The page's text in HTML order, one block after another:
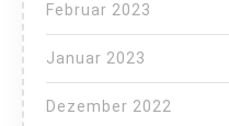
Februar 2023
Januar 2023
Dezember 2022